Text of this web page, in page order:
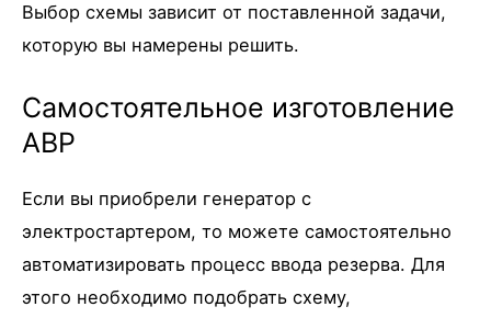
Выбор схемы зависит от поставленной задачи,
которую вы намерены решить.
Самостоятельное изготовление
АВР
Если вы приобрели генератор с
электростартером, то можете самостоятельно
автоматизировать процесс ввода резерва. Для
этого необходимо подобрать схему,